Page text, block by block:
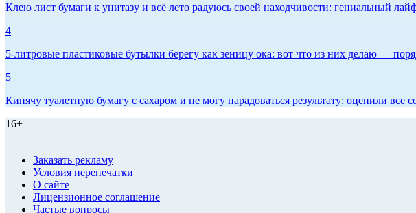
Клею лист бумаги к унитазу и всё лето радуюсь своей находчивости: гениальный
4
5-литровые пластиковые бутылки берегу как зеницу ока: вот что из них делаю —
5
Кипячу туалетную бумагу с сахаром и не могу нарадоваться результату: оценили все
16+
Заказать рекламу
Условия перепечатки
О сайте
Лицензионное соглашение
Частые вопросы